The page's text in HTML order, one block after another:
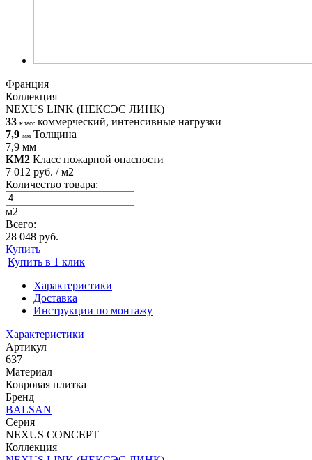
Франция
Коллекция
NEXUS LINK (НЕКСЭС ЛИНК)
33 класс коммерческий, интенсивные нагрузки
7,9 мм Толщина
7,9 мм
КМ2 Класс пожарной опасности
7 012 руб. / м2
Количество товара:
м2
Всего:
28 048 руб.
Купить
Купить в 1 клик
Характеристики
Доставка
Инструкции по монтажу
Характеристики
Артикул
637
Материал
Ковровая плитка
Бренд
BALSAN
Серия
NEXUS CONCEPT
Коллекция